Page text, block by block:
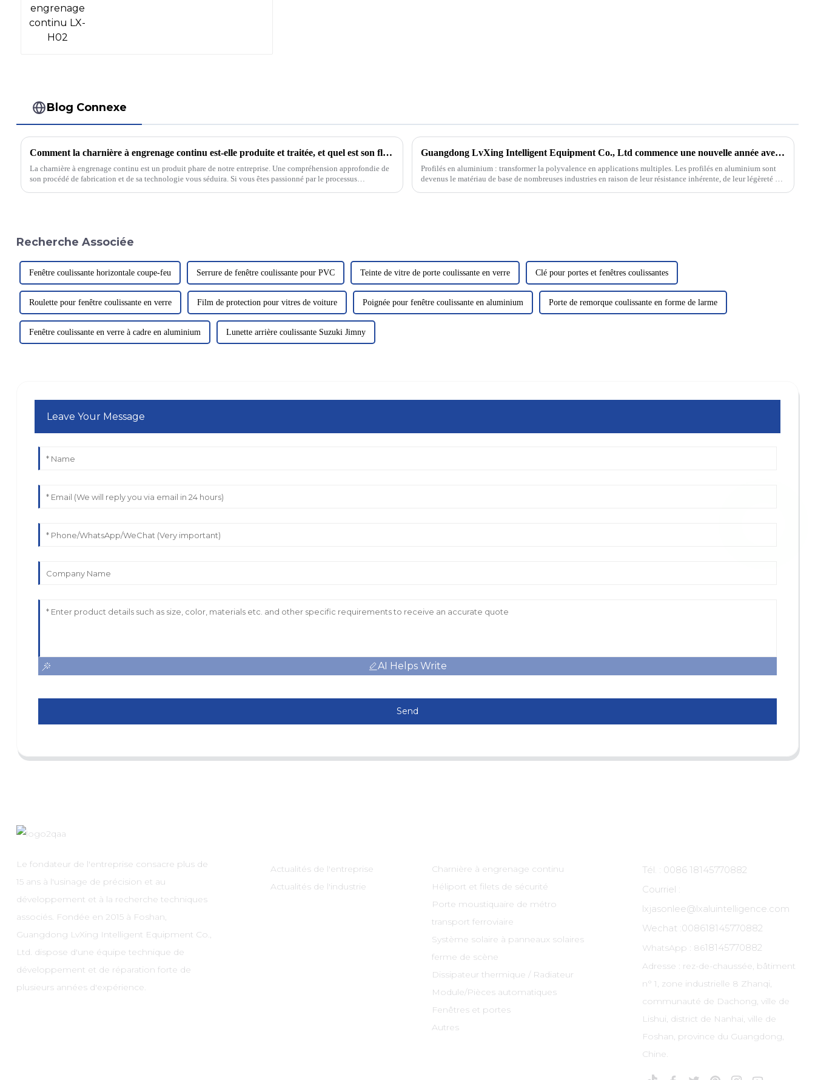
Blog Connexe
Comment la charnière à engrenage continu est-elle produite et traitée, et quel est son flux de processus ?
La charnière à engrenage continu est un produit phare de notre entreprise. Une compréhension approfondie de
son procédé de fabrication et de sa technologie vous séduira. Si vous êtes passionné par le processus…
Guangdong LvXing Intelligent Equipment Co., Ltd commence une nouvelle année avec des commandes CNC
Profilés en aluminium : transformer la polyvalence en applications multiples. Les profilés en aluminium sont
devenus le matériau de base de nombreuses industries en raison de leur résistance inhérente, de leur légèreté et
Recherche Associée
Fenêtre coulissante horizontale coupe-feu Serrure de fenêtre coulissante pour PVC Teinte de vitre de porte coulissante en verre Clé pour portes et fenêtres coulissantes
Roulette pour fenêtre coulissante en verre Film de protection pour vitres de voiture Poignée pour fenêtre coulissante en aluminium Porte de remorque coulissante en forme de larme
Fenêtre coulissante en verre à cadre en aluminium Lunette arrière coulissante Suzuki Jimny
Leave Your Message
AI Helps Write
Send
Le fondateur de l'entreprise consacre plus de
15 ans à l'usinage de précision et au
développement et à la recherche techniques
associés. Fondée en 2015 à Foshan,
Guangdong LvXing Intelligent Equipment Co.,
Ltd. dispose d'une équipe technique de
développement et de réparation forte de
plusieurs années d'expérience.
Actualités de l'entreprise
Actualités de l'industrie
Charnière à engrenage continu
Héliport et filets de sécurité
Porte moustiquaire de métro
transport ferroviaire
Système solaire à panneaux solaires
ferme de scène
Dissipateur thermique / Radiateur
Module/Pièces automatiques
Fenêtres et portes
Autres
Tél. : 0086 18145770882
Courriel :
lxjasonlee@lxaluintelligence.com
Wechat :008618145770882
WhatsApp : 8618145770882
Adresse : rez-de-chaussée, bâtiment
n° 1, zone industrielle 8 Zhanqi,
communauté de Dachong, ville de
Lishui, district de Nanhai, ville de
Foshan, province du Guangdong,
Chine.